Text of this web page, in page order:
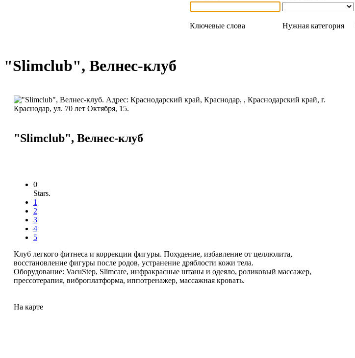
Ключевые слова Нужная категория
"Slimclub", Велнес-клуб
"Slimclub", Велнес-клуб
0
Stars.
1
2
3
4
5
Клуб легкого фитнеса и коррекции фигуры. Похудение, избавление от целлюлита,
восстановление фигуры после родов, устранение дряблости кожи тела.
Оборудование: VacuStep, Slimcare, инфракрасные штаны и одеяло, роликовый массажер,
прессотерапия, виброплатформа, иппотренажер, массажная кровать.
На карте